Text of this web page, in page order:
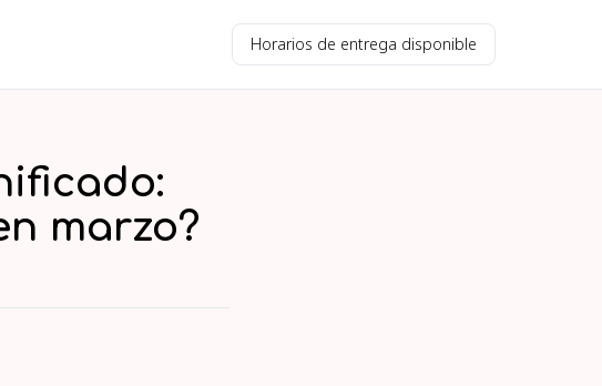
Horarios de entrega disponible
marzo?